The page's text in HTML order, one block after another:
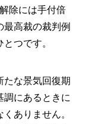
除には手付倍
最高裁の裁判例
つです。
な景気回復期
調にあるときに
ありません。